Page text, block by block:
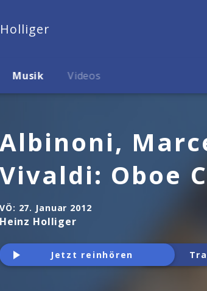
Musik Videos
Albinoni,
Vivaldi: Oboe
VÖ: 27. Januar 2012
Heinz Holliger
Jetzt reinhören